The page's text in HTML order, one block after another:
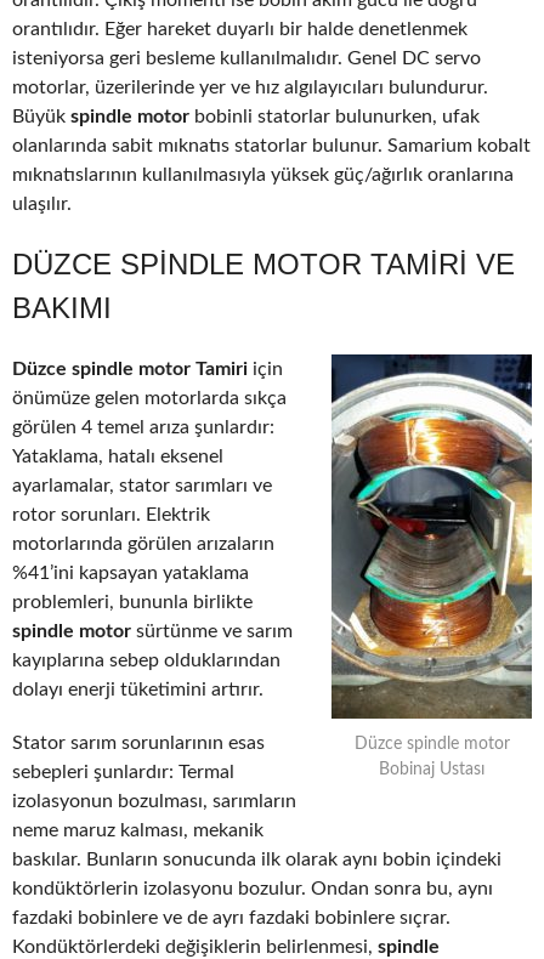
orantılıdır. Eğer hareket duyarlı bir halde denetlenmek
isteniyorsa geri besleme kullanılmalıdır. Genel DC servo
motorlar, üzerilerinde yer ve hız algılayıcıları bulundurur.
Büyük spindle motor bobinli statorlar bulunurken, ufak
olanlarında sabit mıknatıs statorlar bulunur. Samarium kobalt
mıknatıslarının kullanılmasıyla yüksek güç/ağırlık oranlarına
ulaşılır.
DÜZCE SPINDLE MOTOR TAMIRI VE
BAKIMI
Düzce spindle motor
Bobinaj Ustası
Düzce spindle motor Tamiri için
önümüze gelen motorlarda sıkça
görülen 4 temel arıza şunlardır:
Yataklama, hatalı eksenel
ayarlamalar, stator sarımları ve
rotor sorunları. Elektrik
motorlarında görülen arızaların
%41’ini kapsayan yataklama
problemleri, bununla birlikte
spindle motor sürtünme ve sarım
kayıplarına sebep olduklarından
dolayı enerji tüketimini artırır.
Stator sarım sorunlarının esas
sebepleri şunlardır: Termal
izolasyonun bozulması, sarımların
neme maruz kalması, mekanik
baskılar. Bunların sonucunda ilk olarak aynı bobin içindeki
kondüktörlerin izolasyonu bozulur. Ondan sonra bu, aynı
fazdaki bobinlere ve de ayrı fazdaki bobinlere sıçrar.
Kondüktörlerdeki değişiklerin belirlenmesi, spindle